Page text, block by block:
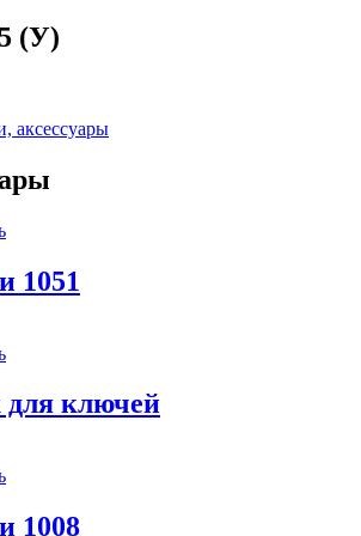
(У)
аксессуары
1051
ключей
1008